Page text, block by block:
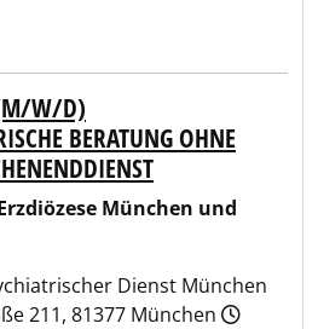
(M/W/D)
BERATUNG OHNE
München und
Dienst München
211, 81377 München